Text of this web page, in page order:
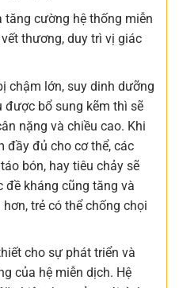
tăng cường hệ thống miễn
thương, duy trì vị giác
chậm lớn, suy dinh dưỡng
được bổ sung kẽm thì sẽ
nặng và chiều cao. Khi
đầy đủ cho cơ thể, các
bón, hay tiêu chảy sẽ
đề kháng cũng tăng và
trẻ có thể chống chọi
cho sự phát triển và
của hệ miễn dịch. Hệ